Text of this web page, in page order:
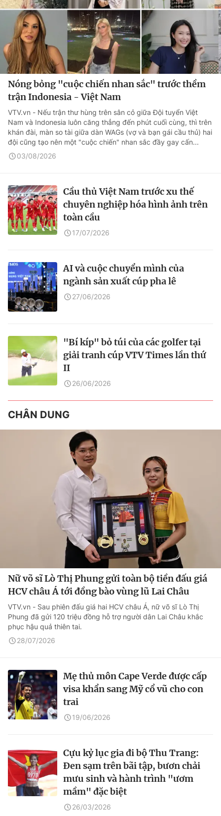
Nóng bỏng "cuộc chiến nhan sắc" trước thềm
trận Indonesia - Việt Nam
VTV.vn - Nếu trận thư hùng trên sân cỏ giữa Đội tuyển Việt
Nam và Indonesia luôn căng thẳng đến phút cuối cùng, thì trên
khán đài, màn so tài giữa dàn WAGs (vợ và bạn gái cầu thủ) hai
đội cũng tạo nên một "cuộc chiến" nhan sắc đầy gay cấn...
03/08/2026
Cầu thủ Việt Nam trước xu thế
chuyên nghiệp hóa hình ảnh trên
toàn cầu
17/07/2026
AI và cuộc chuyển mình của
ngành sản xuất cúp pha lê
27/06/2026
"Bí kíp" bỏ túi của các golfer tại
giải tranh cúp VTV Times lần thứ
II
26/06/2026
CHÂN DUNG
Nữ võ sĩ Lò Thị Phung gửi toàn bộ tiền đấu giá
HCV châu Á tới đồng bào vùng lũ Lai Châu
VTV.vn - Sau phiên đấu giá hai HCV châu Á, nữ võ sĩ Lò Thị
Phung đã gửi 120 triệu đồng hỗ trợ người dân Lai Châu khắc
phục hậu quả thiên tai.
28/07/2026
Mẹ thủ môn Cape Verde được cấp
visa khẩn sang Mỹ cổ vũ cho con
trai
19/06/2026
Cựu kỷ lục gia đi bộ Thu Trang:
Đen sạm trên bãi tập, bươn chải
mưu sinh và hành trình "ươm
mầm" đặc biệt
26/03/2026